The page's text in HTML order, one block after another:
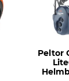
Peltor